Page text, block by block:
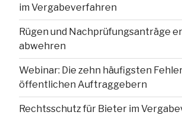
im Vergabeverfahren
Rügen und Nachprüfungsanträge
abwehren
Webinar: Die zehn häufigsten
öffentlichen Auftraggebern
Rechtsschutz für Bieter im